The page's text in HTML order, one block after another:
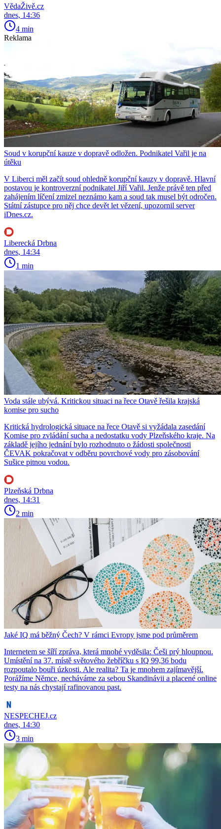
VědaŽivě.cz
dnes, 14:36
4 min
Reklama
Soud v korupční kauze v dopravě odložen. Podnikatel Vařil je na
útěku
V Liberci měl začít soud ohledně korupční kauzy v dopravě. Hlavní
postavou je kontroverzní podnikatel Jiří Vařil. Jenže právě ten před
zahájením líčení zmizel neznámo kam a soud tak musel být odročen.
Státní zástupce pro něj chce devět let vězení, upozornil server
iDnes.cz.
Liberecká Drbna
dnes, 14:34
1 min
Voda stále ubývá. Kritickou situaci na řece Otavě řešila krajská
komise pro sucho
Kritická hydrologická situace na řece Otavě si vyžádala zasedání
Komise pro zvládání sucha a nedostatku vody Plzeňského kraje. Na
základě jejího jednání bylo rozhodnuto o žádosti společnosti
ČEVAK pokračovat v odběru povrchové vody pro zásobování
Sušice pitnou vodou.
Plzeňská Drbna
dnes, 14:31
2 min
Jaké IQ má běžný Čech? V rámci Evropy jsme pod průměrem
Internetem se šíří zpráva, která mnohé vyděsila: Češi prý hloupnou.
Umístění na 37. místě světového žebříčku s IQ 99,36 bodu
rozpoutalo bouři úzkosti. Ale realita? Ta je mnohem zajímavější.
Porážíme Němce, necháváme za sebou Skandinávii a placené online
testy na nás chystají rafinovanou past.
NESPECHEJ.cz
dnes, 14:30
3 min